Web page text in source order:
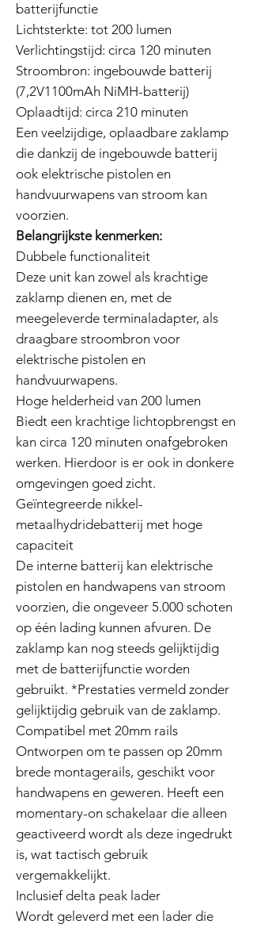
batterijfunctie
Lichtsterkte: tot 200 lumen
Verlichtingstijd: circa 120 minuten
Stroombron: ingebouwde batterij
(7,2V1100mAh NiMH-batterij)
Oplaadtijd: circa 210 minuten
Een veelzijdige, oplaadbare zaklamp
die dankzij de ingebouwde batterij
ook elektrische pistolen en
handvuurwapens van stroom kan
voorzien.
Belangrijkste kenmerken:
Dubbele functionaliteit
Deze unit kan zowel als krachtige
zaklamp dienen en, met de
meegeleverde terminaladapter, als
draagbare stroombron voor
elektrische pistolen en
handvuurwapens.
Hoge helderheid van 200 lumen
Biedt een krachtige lichtopbrengst en
kan circa 120 minuten onafgebroken
werken. Hierdoor is er ook in donkere
omgevingen goed zicht.
Geïntegreerde nikkel-
metaalhydridebatterij met hoge
capaciteit
De interne batterij kan elektrische
pistolen en handwapens van stroom
voorzien, die ongeveer 5.000 schoten
op één lading kunnen afvuren. De
zaklamp kan nog steeds gelijktijdig
met de batterijfunctie worden
gebruikt. *Prestaties vermeld zonder
gelijktijdig gebruik van de zaklamp.
Compatibel met 20mm rails
Ontworpen om te passen op 20mm
brede montagerails, geschikt voor
handwapens en geweren. Heeft een
momentary-on schakelaar die alleen
geactiveerd wordt als deze ingedrukt
is, wat tactisch gebruik
vergemakkelijkt.
Inclusief delta peak lader
Wordt geleverd met een lader die